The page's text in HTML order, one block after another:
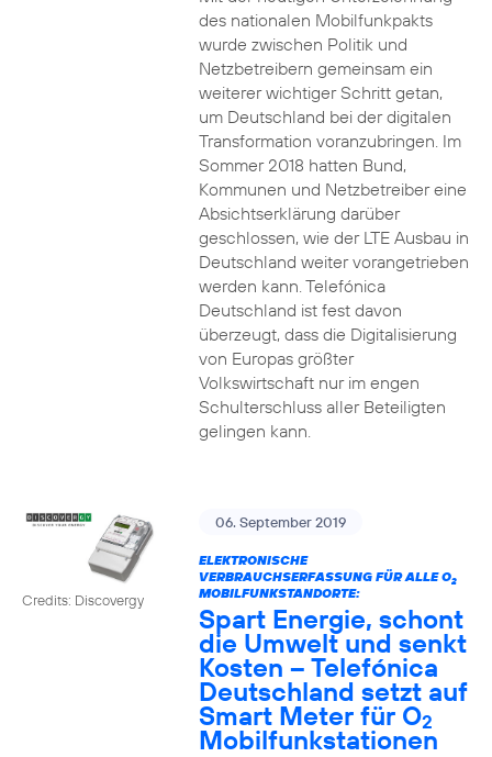
des nationalen Mobilfunkpakts
wurde zwischen Politik und
Netzbetreibern gemeinsam ein
weiterer wichtiger Schritt getan,
um Deutschland bei der digitalen
Transformation voranzubringen. Im
Sommer 2018 hatten Bund,
Kommunen und Netzbetreiber eine
Absichtserklärung darüber
geschlossen, wie der LTE Ausbau in
Deutschland weiter vorangetrieben
werden kann. Telefónica
Deutschland ist fest davon
überzeugt, dass die Digitalisierung
von Europas größter
Volkswirtschaft nur im engen
Schulterschluss aller Beteiligten
gelingen kann.
Credits: Discovergy
06. September 2019
ELEKTRONISCHE
VERBRAUCHSERFASSUNG FÜR ALLE O2
MOBILFUNKSTANDORTE:
Spart Energie, schont
die Umwelt und senkt
Kosten – Telefónica
Deutschland setzt auf
Smart Meter für O2
Mobilfunkstationen